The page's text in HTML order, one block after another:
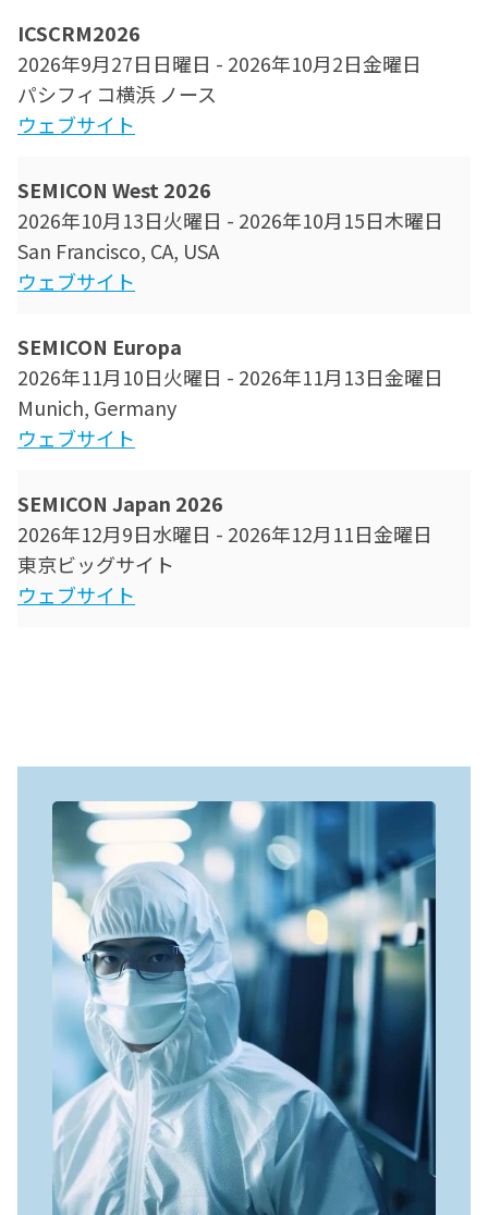
ICSCRM2026
2026年9月27日日曜日 - 2026年10月2日金曜日
パシフィコ横浜 ノース
ウェブサイト
SEMICON West 2026
2026年10月13日火曜日 - 2026年10月15日木曜日
San Francisco, CA, USA
ウェブサイト
SEMICON Europa
2026年11月10日火曜日 - 2026年11月13日金曜日
Munich, Germany
ウェブサイト
SEMICON Japan 2026
2026年12月9日水曜日 - 2026年12月11日金曜日
東京ビッグサイト
ウェブサイト